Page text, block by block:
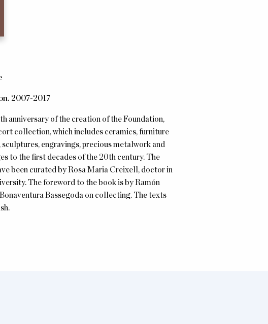
2007-2017
anniversary of the creation of the Foundation,
collection, which includes ceramics, furniture
engravings, precious metalwork and
to the first decades of the 20th century. The
been curated by Rosa Maria Creixell, doctor in
The foreword to the book is by Ramón
Bassegoda on collecting. The texts